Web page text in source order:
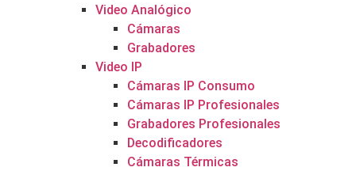
Video Analógico
Cámaras
Grabadores
Video IP
Cámaras IP Consumo
Cámaras IP Profesionales
Grabadores Profesionales
Decodificadores
Cámaras Térmicas